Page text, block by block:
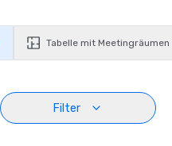
Tabelle mit Meetingräumen
Filter